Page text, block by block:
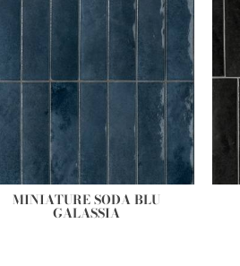
MINIATURE SODA BLU
GALASSIA